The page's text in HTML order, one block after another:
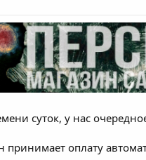
суток, у нас
принимает оплату